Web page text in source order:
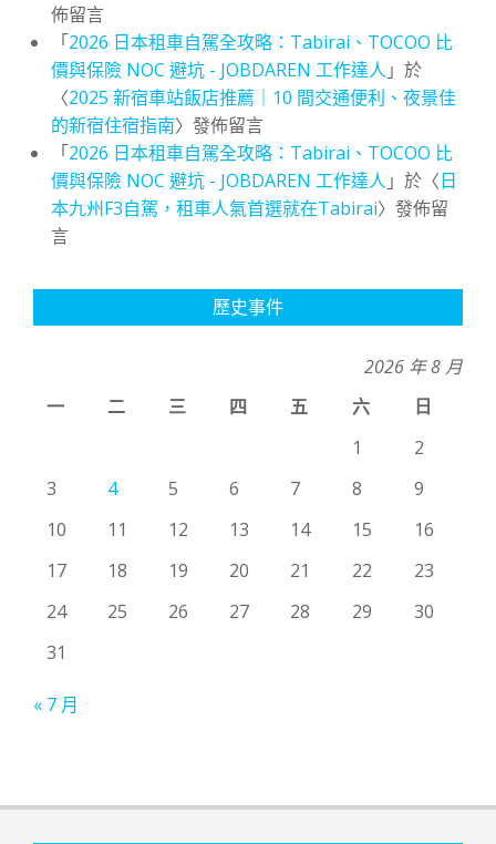
佈留言
「2026 日本租車自駕全攻略：Tabirai、TOCOO 比
價與保險 NOC 避坑 - JOBDAREN 工作達人 」於
〈2025 新宿車站飯店推薦｜10 間交通便利、夜景佳
的新宿住宿指南〉發佈留言
「2026 日本租車自駕全攻略：Tabirai、TOCOO 比
價與保險 NOC 避坑 - JOBDAREN 工作達人 」於〈日
本九州F3自駕，租車人氣首選就在Tabirai〉發佈留
言
歷史事件
2026 年 8 月
一
二 三 四 五 六
日
1
2
3
4 5 6 7 8
9
10
11 12 13 14 15
16
17
18 19 20 21 22
23
24
25 26 27 28 29
30
31
« 7 月